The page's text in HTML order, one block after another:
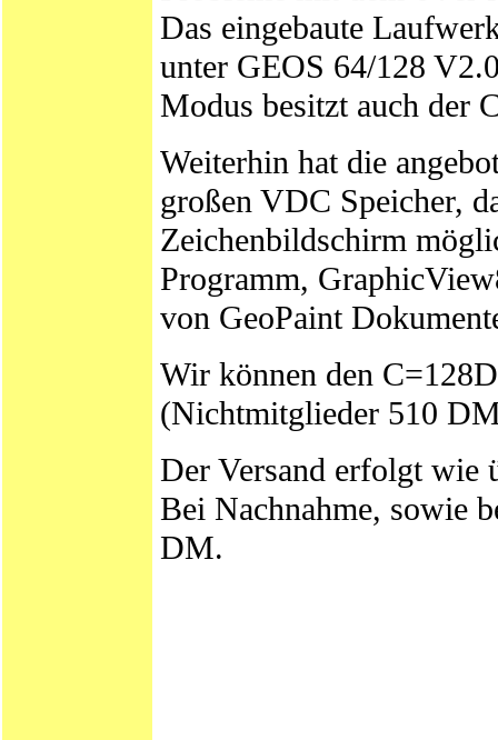
Das eingebaute
unter GEOS 64/128
Modus besitzt auch der
Weiterhin hat die
großen VDC Speicher,
Zeichenbildschirm
Programm,
von GeoPaint
Wir können den
(Nichtmitglieder 510
Der Versand erfolgt wie
Bei Nachnahme, sowie
DM.